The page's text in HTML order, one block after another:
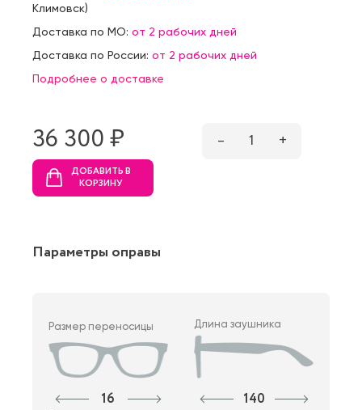
Климовск)
Доставка по МО: от 2 рабочих дней
Доставка по России: от 2 рабочих дней
Подробнее о доставке
36 300 ₷ – 1 +
ДОБАВИТЬ В
КОРЗИНУ
Параметры оправы
Размер переносицы
16
Длина заушника
140